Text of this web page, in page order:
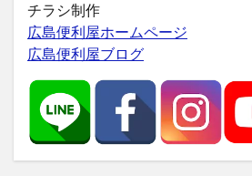
チラシ制作
広島便利屋ホームページ
広島便利屋ブログ